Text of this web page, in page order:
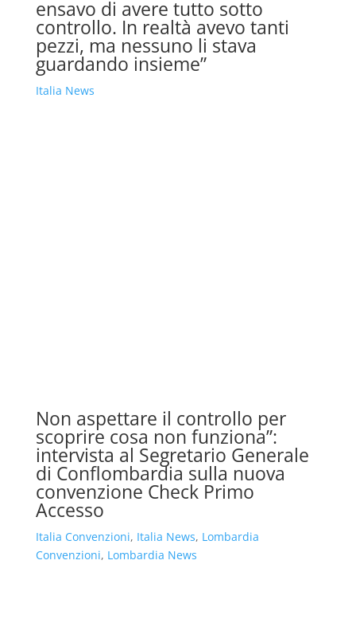
ensavo di avere tutto sotto
controllo. In realtà avevo tanti
pezzi, ma nessuno li stava
guardando insieme”
Italia News
Non aspettare il controllo per
scoprire cosa non funziona”:
intervista al Segretario Generale
di Conflombardia sulla nuova
convenzione Check Primo
Accesso
Italia Convenzioni, Italia News, Lombardia
Convenzioni, Lombardia News